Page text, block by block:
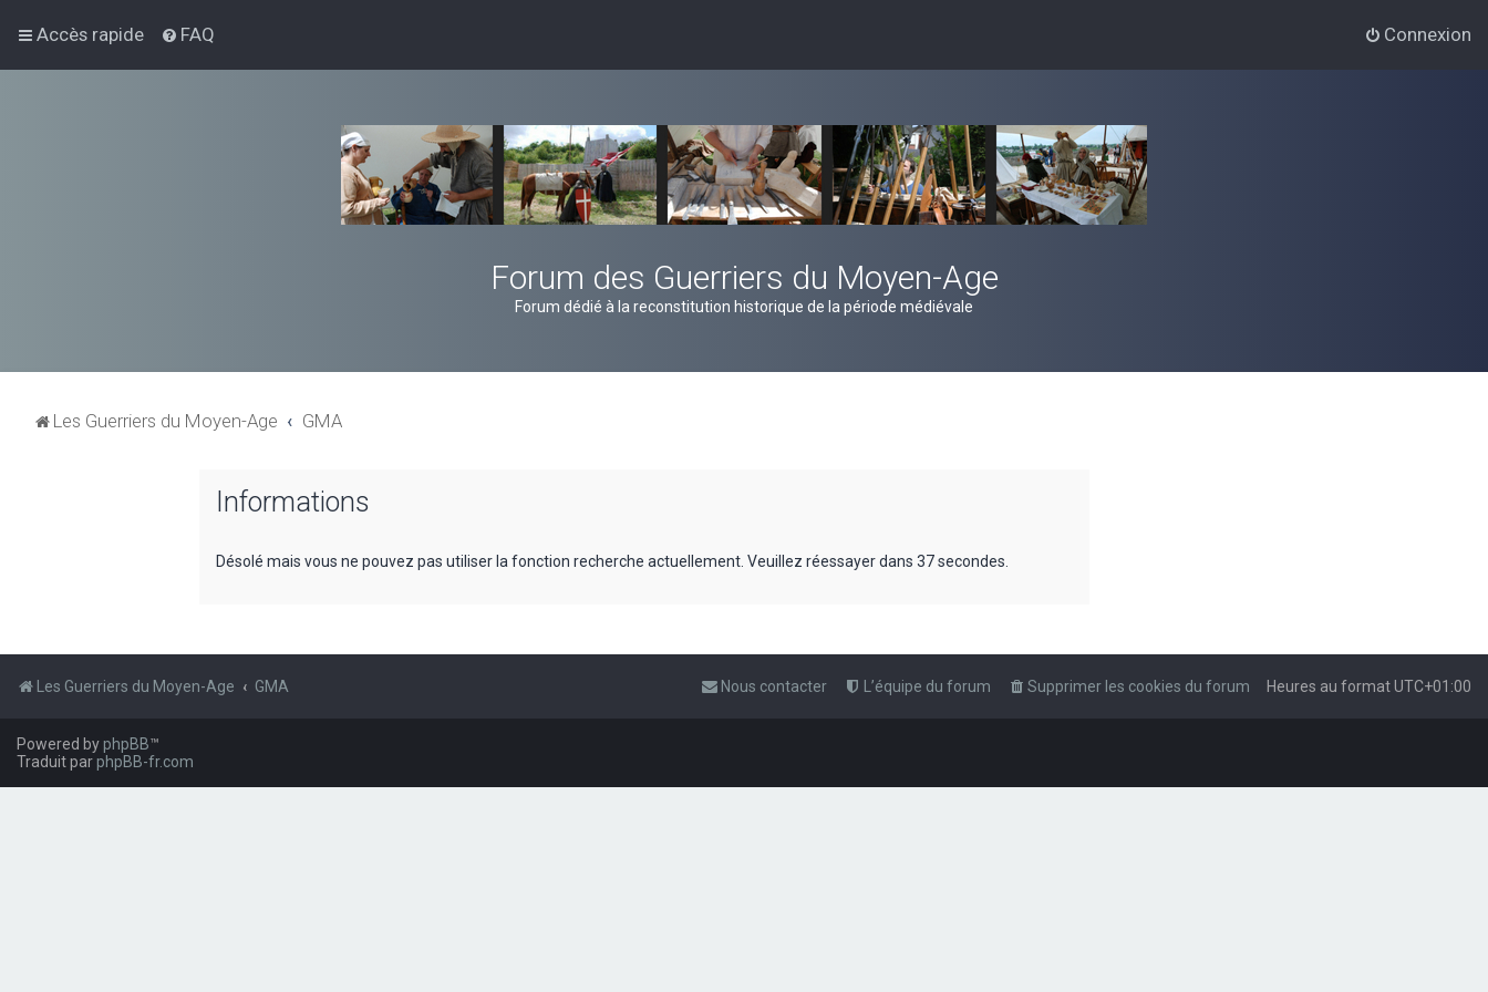
Accès rapide FAQ Connexion
Forum des Guerriers du Moyen-Age
Forum dédié à la reconstitution historique de la période médiévale
Les Guerriers du Moyen-Age GMA
Informations
Désolé mais vous ne pouvez pas utiliser la fonction recherche actuellement. Veuillez réessayer dans 37 secondes.
Les Guerriers du Moyen-Age GMA Heures au formatUTC+01:00
Supprimer les cookies du forum
L’équipe du forum
Nous contacter
Powered byphpBB™
Traduit parphpBB-fr.com